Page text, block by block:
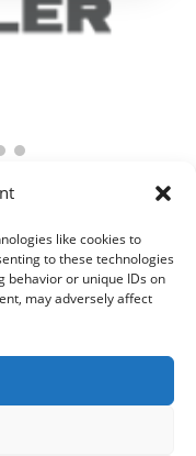
like cookies to
to these technologies
behavior or unique IDs on
may adversely affect
fenntartva. All rights